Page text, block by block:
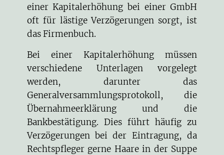
einer Kapitalerhöhung bei einer GmbH
oft für lästige Verzögerungen sorgt, ist
das Firmenbuch.
Bei einer Kapitalerhöhung müssen
verschiedene Unterlagen vorgelegt
werden, darunter das
Generalversammlungsprotokoll, die
Übernahmeerklärung und die
Bankbestätigung. Dies führt häufig zu
Verzögerungen bei der Eintragung, da
Rechtspfleger gerne Haare in der Suppe